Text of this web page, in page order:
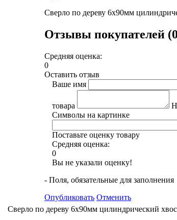
Сверло по дереву 6х90мм
Отзывы покупателей
Средняя оценка:
0
Оставить отзыв
Ваше имя
товара
Символы на картинке
Поставьте оценку товару
Средняя оценка:
0
Вы не указали оценку!
- Поля, обязательные для заполнения
Опубликовать Отменить
Сверло по дереву 6х90мм цилиндрический